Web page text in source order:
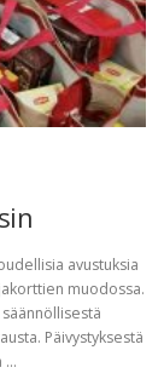
avustuksia
muodossa.
Päivystyksestä
…